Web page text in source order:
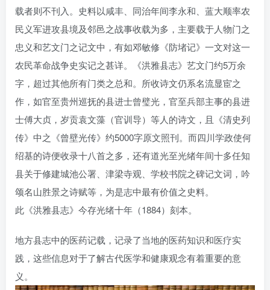
载者则不刊入。史料以咸丰、同治年间李永和、蓝大顺率农
民义军进攻县境及邻邑之战事收载为多，主要载于人物门之
忠义和艺文门之记文中，有如邓敏修《防堵记》一文对这一
农民革命战争史实记之甚详。《洪雅县志》艺文门约5万余
字，超过其他所有门类之总和。所收诗文仍系名流显宦之
作，如官至贵州巡抚的县进士曾璧光，官至兵部主事的县进
士傅大贞，岁贡袁文藻（官训导）等人的诗文，且《清史列
传》中之《曾壁光传》约5000字原文照刊。而四川学政使何
绍基的诗便收录十八首之多，还有道光至光绪年间十多任知
县关于修建城池公署、津梁寺观、学校书院之碑记文词，吟
颂名山胜景之诗赋等，为是志中最有价值之史料。
此《洪雅县志》今存光绪十年（1884）刻本。
地方县志中的医药记载，记录了当地的医药知识和医疗实
践，这些信息对于了解古代医学和健康观念有着重要的意
义。